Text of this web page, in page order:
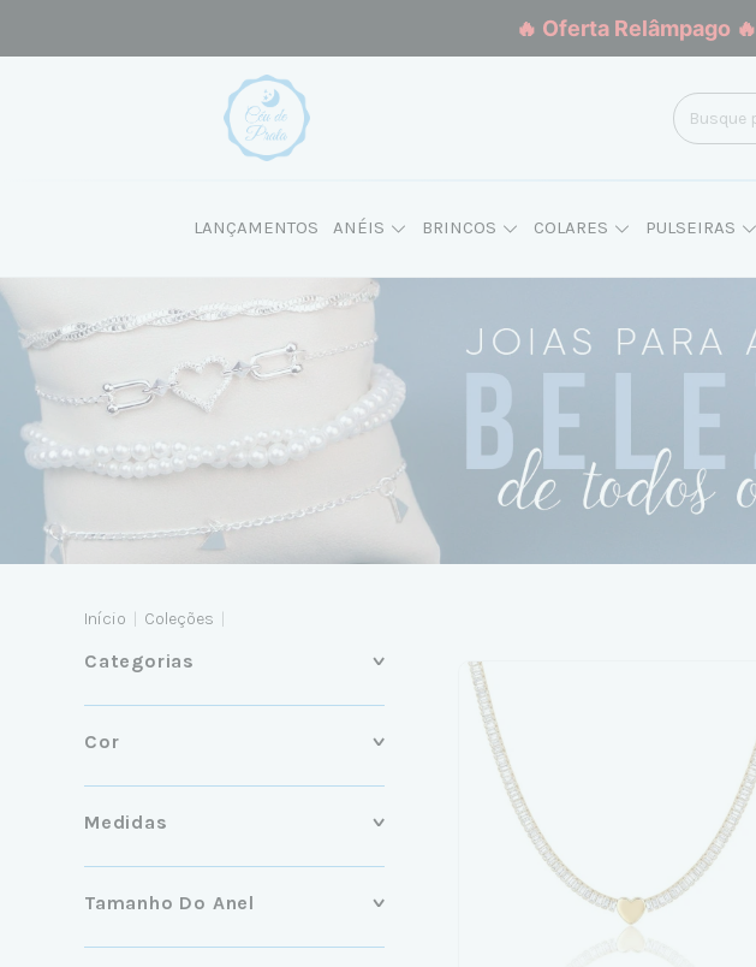
🔥 Oferta Relâmpago 🔥
LANÇAMENTOS ANÉIS BRINCOS COLARES PULSEIRAS
Início Coleções
Categorias
Cor
Medidas
Tamanho Do Anel